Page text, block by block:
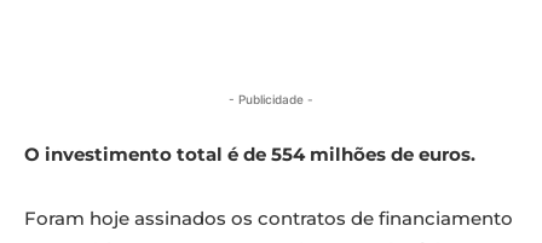
- Publicidade -
O investimento total é de 554 milhões de euros.
Foram hoje assinados os contratos de financiamento